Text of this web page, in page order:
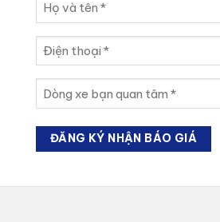
và
tên
thoại
xe
bạn
quan